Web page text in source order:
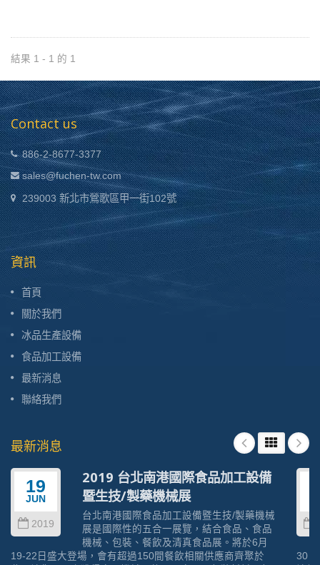
結果 1 - 1 的 1
Contact us
886-2-8677-3377
sales@fuchen-tw.com
239003 新北市鶯歌區甲一街102號
資訊
首頁
關於我們
冰品生產設備
食品加工設備
最新消息
聯絡我們
最新消息
19
JUN
2019
2019 台北南港國際食品加工設備
暨生技/製藥機械展
台北南港國際食品加工設備暨生技/製藥機械
展是國際性的五合一展覽，結合食品、食品
機械、包裝、餐飲及清真食品展。將於6月
19-22日盛大登場，會有超過150間餐飲相關供應商齊聚於
30日